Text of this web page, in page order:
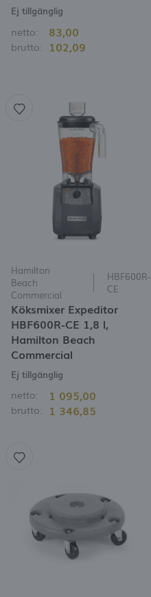
Ej tillgänglig
netto: 83,00
brutto: 102,09
Hamilton
Beach
Commercial
HBF600R-
CE
Köksmixer Expeditor
HBF600R-CE 1,8 l,
Hamilton Beach
Commercial
Ej tillgänglig
netto: 1 095,00
brutto: 1 346,85